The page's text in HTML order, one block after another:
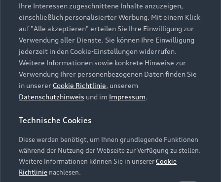
Elektromodelle
Plug-in-Hybride
Gebrauchtwagensuche
Gebrauchtwagen
Finanzierung
Aktionen & Angebote
Geschäftskunden
Saisonale Angebote
Audi Services
Garantie
Audi digital services
myAudi
Support
Kundenservice
Händlersuche
Audi Code
Online-Terminvereinbarung
Servicekontakt
Über Audi
Unternehmen
Karriere
Investor Relations
Presse & Media Center
Datenschutz
Audi erleben
Impressum Rechtliches
Hinweisgebersystem
Datenschutzinformation
Cookie-Einstellungen
Cookie-Richtlinie
Barrierefreiheit
Ihre Interessen zugeschnittene Inhalte anzuzeigen,
einschließlich personalisierter Werbung. Mit einem Klick
auf "Alle akzeptieren" erteilen Sie Ihre Einwilligung zur
Verwendung aller Dienste. Sie können Ihre Einwilligung
jederzeit in den Cookie-Einstellungen widerrufen.
Weitere Informationen sowie konkrete Hinweise zur
Verwendung Ihrer personenbezogenen Daten finden Sie
in unserer Cookie Richtlinie, unserem
Datenschutzhinweis und im Impressum.
Technische Cookies
Diese werden benötigt, um Ihnen grundlegende Funktionen
während der Nutzung der Webseite zur Verfügung zu stellen.
Weitere Informationen können Sie in unsererCookie
Richtlinie nachlesen.